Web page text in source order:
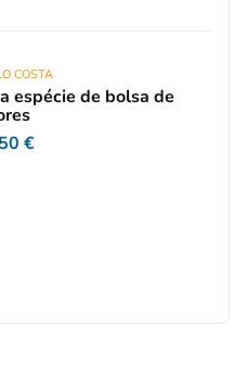
COSTA
espécie de bolsa de
€